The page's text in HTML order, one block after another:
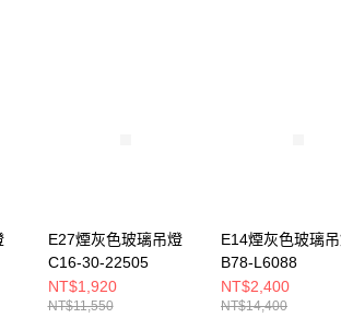
AFTEE先享後付 」之結帳頁面顯示為準，若有關於
事先徵得法定代理人或監護人之同意方可使用
若未經同意申辦者引起之損失，本公司不負相關責
後付」時，將依據個別帳號之用戶狀況，依本公司即
額度；若仍有額度不足之情形，本公司將視審查結果
E27煙灰色玻璃吊燈
C16-30-22505
NT$1,920
NT$11,550
E14煙灰色玻璃
B78-L6088
NT$2,400
NT$14,400